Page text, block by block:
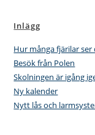
Inlägg
Hur många fjärilar ser
Besök från Polen
Skolningen är igång
Ny kalender
Nytt lås och